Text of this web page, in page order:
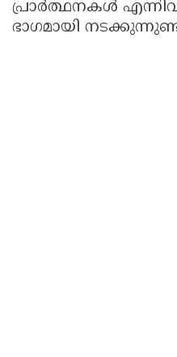
പ്രാർത്ഥനകൾ
ഭാഗമായി